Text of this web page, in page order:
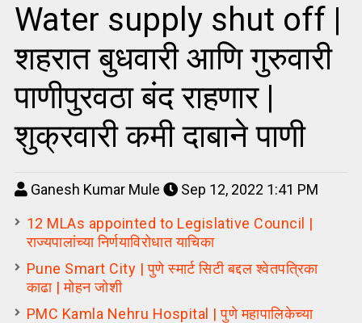
Water supply shut off |
शहरात बुधवारी आणि गुरुवारी
पाणीपुरवठा बंद राहणार |
शुक्रवारी कमी दाबाने पाणी
Ganesh Kumar Mule
Sep 12, 2022 1:41 PM
12 MLAs appointed to Legislative Council |
राज्यपालांच्या निर्णयाविरोधात याचिका
Pune Smart City | पुणे स्मार्ट सिटी बद्दल श्वेतपत्रिका
काढा | मोहन जोशी
PMC Kamla Nehru Hospital | पुणे महापालिकेच्या